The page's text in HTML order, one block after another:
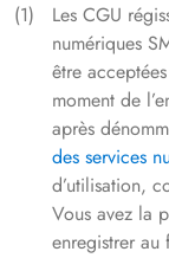
Les CGU
numériques
être
moment de
après
des services
d’utilisation,
Vous avez la
enregistrer au